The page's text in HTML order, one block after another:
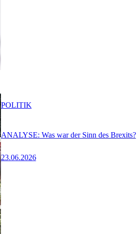
ANALYSE: Was war der Sinn des Brexits?
23.06.2026
POLITIK